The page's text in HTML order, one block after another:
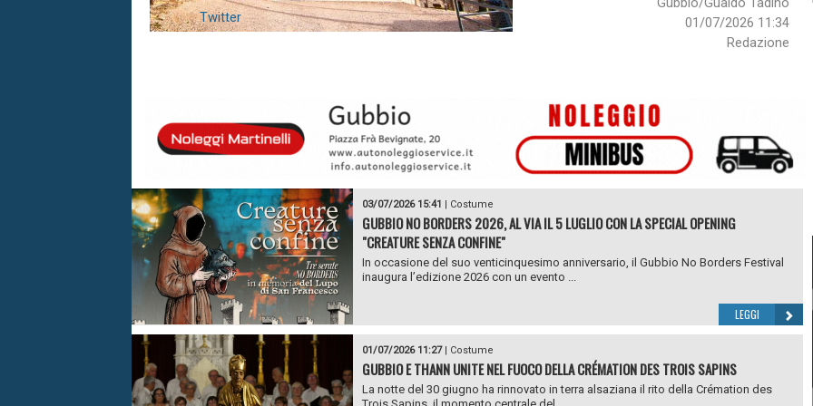
01/07/2026 11:34
Redazione
Twitter
03/07/2026 15:41 | Costume
GUBBIO NO BORDERS 2026, AL VIA IL 5 LUGLIO CON LA SPECIAL OPENING
"CREATURE SENZA CONFINE"
In occasione del suo venticinquesimo anniversario, il Gubbio No Borders Festival
inaugura l’edizione 2026 con un evento ...
LEGGI
01/07/2026 11:27| Costume
GUBBIO E THANN UNITE NEL FUOCO DELLA CRÉMATION DES TROIS SAPINS
La notte del 30 giugno ha rinnovato in terra alsaziana il rito della Crémation des